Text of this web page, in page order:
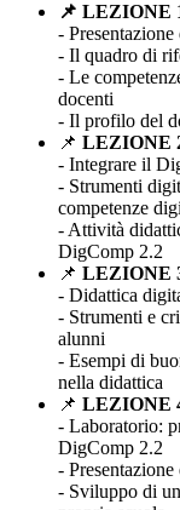
📌 LEZIONE
-
- Il quadro di
- Le
docenti
- Il profilo del
📌 LEZIONE
- Integrare il
- Strumenti
competenze
- Attività
DigComp 2.2
📌 LEZIONE
- Didattica
- Strumenti e
alunni
- Esempi di
nella didattica
📌 LEZIONE
- Laboratorio:
DigComp 2.2
-
- Sviluppo di